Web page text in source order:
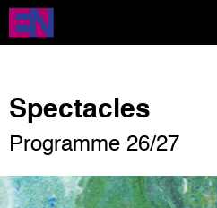
Aller
contenu
Spectacles
Programme 26/27